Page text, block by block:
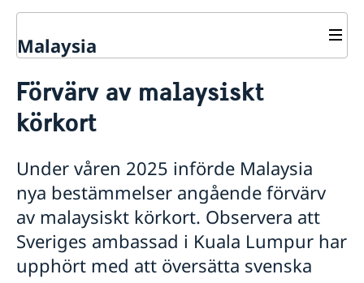
Malaysia
Hjälp till svenskar i Malaysia
Rösta i Malaysia
Förlust av pass
Provisoriskt pass
Samordningsnummer
Akut hjälp
Hjälp vid brott
Stulet eller förlorat bank-/kreditkort
Överföring av pengar från Sverige
Juridisk hjälp i utlandet
Anmäl din utlandsvistelse
Gifta sig i Malaysia
Medborgarskap
Registrera nyfödd utomlands
Internetbedrägeri
Förvärv av malaysiskt
körkort
Under våren 2025 införde Malaysia
nya bestämmelser angående förvärv
av malaysiskt körkort. Observera att
Sveriges ambassad i Kuala Lumpur har
upphört med att översätta svenska